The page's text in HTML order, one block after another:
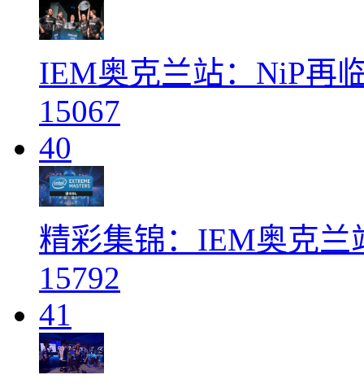
IEM奥克兰站：NiP再
15067
40
精彩集锦：IEM奥克兰
15792
41